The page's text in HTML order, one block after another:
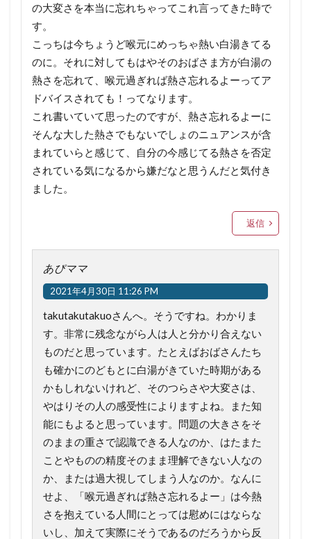
の大変さを本当に忘れちゃってこれ言ってきた時で
す。
こっちは今ちょうど喉元にめっちゃ熱い白湯きてる
のに。それに対してもはやそのおばさま方が白湯の
熱さを忘れて、喉元過ぎれば熱さ忘れるよーってア
ドバイスされても！ってなります。
これ書いていて思ったのですが、熱さ忘れるよーに
そんな大した熱さでもないでしょのニュアンスが含
まれていらと感じて、自分の今感じてる熱さを否定
されている気になるから嫌だなと思うんだと気付き
ました。
返信
あぴママ
2021年4月30日 11:26 PM
takutakutakuoさんへ。そうですね。わかりま
す。非常に残念ながら人は人と分かり合えない
ものだと思っています。たとえばおばさんたち
も確かにのどもとに白湯がきていた時期がある
かもしれないけれど、そのつらさや大変さは、
やはりその人の感受性によりますよね。また知
能にもよると思っています。問題の大きさをそ
のままの重さで認識できる人なのか、はたまた
ことやものの精度そのまま理解できない人なの
か、または過大視してしまう人なのか。なんに
せよ、「喉元過ぎれば熱さ忘れるよー」は今熱
さを抱えている人間にとっては慰めにはならな
いし、加えて実際にそうであるのだろうから反